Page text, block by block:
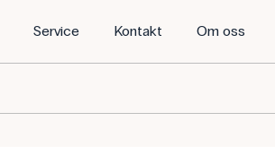
Service Kontakt Om oss